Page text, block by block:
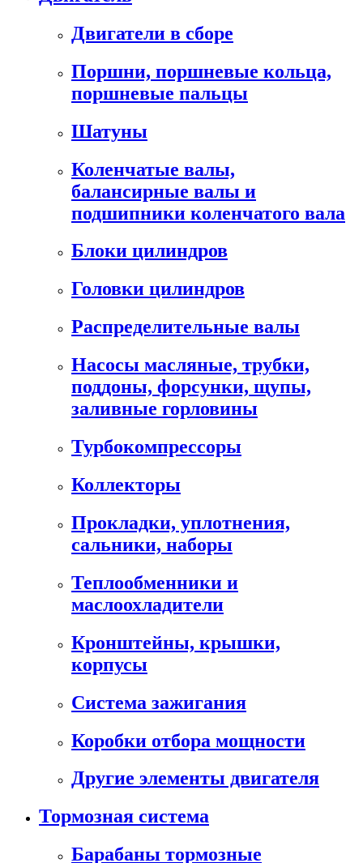
Двигатели в сборе
Поршни, поршневые кольца,
поршневые пальцы
Шатуны
Коленчатые валы,
балансирные валы и
подшипники коленчатого вала
Блоки цилиндров
Головки цилиндров
Распределительные валы
Насосы масляные, трубки,
поддоны, форсунки, щупы,
заливные горловины
Турбокомпрессоры
Коллекторы
Прокладки, уплотнения,
сальники, наборы
Теплообменники и
маслоохладители
Кронштейны, крышки,
корпусы
Cистема зажигания
Коробки отбора мощности
Другие элементы двигателя
Тормозная система
Барабаны тормозные